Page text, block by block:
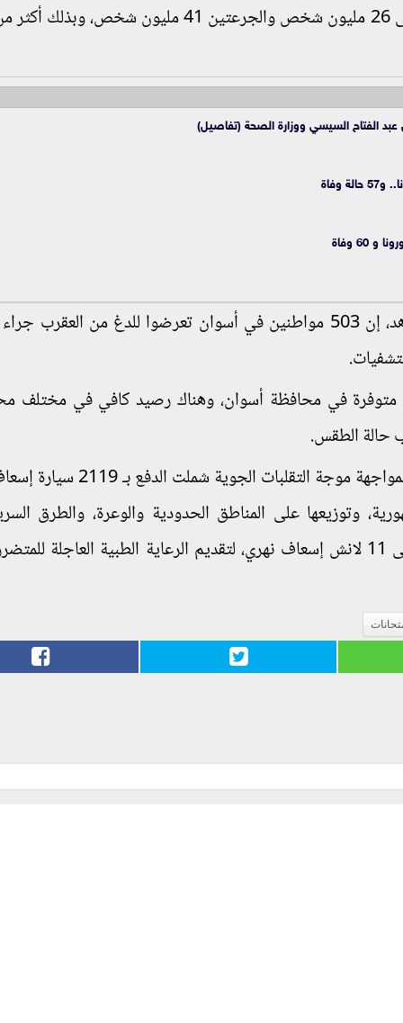
الفتاح السيسي ووزارة الصحة (تفاصيل)
وعلى صعيد حالة الطقس، قال الدكتور خالد مجاهد، إن 503 مواطنين في أسوان تعرضوا للدغ من
مصل العقرب متوفرة في محافظة أسوان، وهناك رصيد كافي في مختلف
وتوزيعها على المناطق الحدودية والوعرة، والطرق
المحافظات المتوقع حدوث السيول بها، بالإضافة إلى 11 لانش إسعاف نهري، لتقديم الرعاية الطبية